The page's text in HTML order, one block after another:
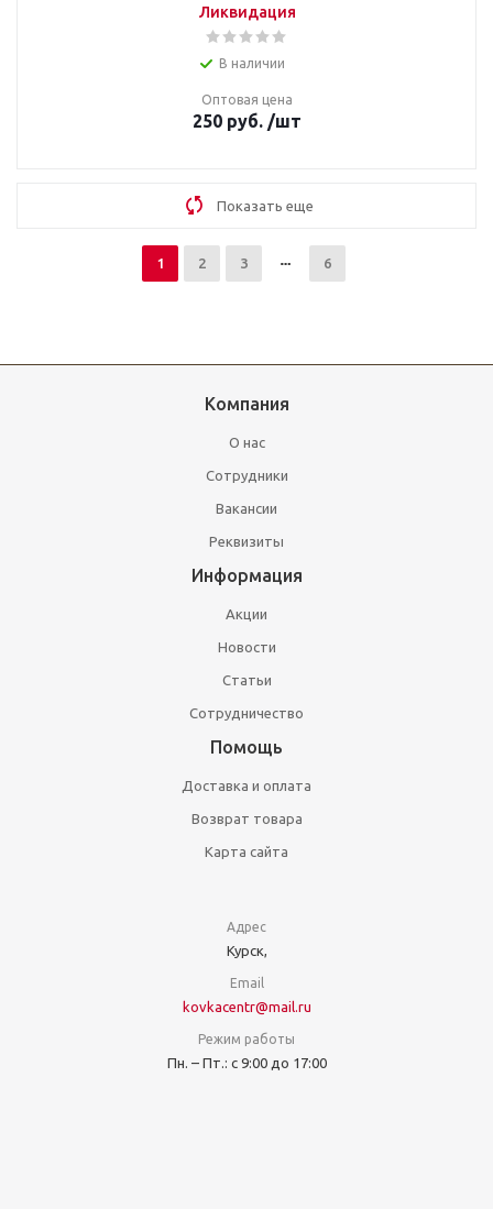
Ликвидация
В наличии
Оптовая цена
250 руб. /шт
Показать еще
1 2 3 6
Компания
О нас
Сотрудники
Вакансии
Реквизиты
Информация
Акции
Новости
Статьи
Сотрудничество
Помощь
Доставка и оплата
Возврат товара
Карта сайта
Адрес
Курск,
Email
kovkacentr@mail.ru
Режим работы
Пн. – Пт.: с 9:00 до 17:00